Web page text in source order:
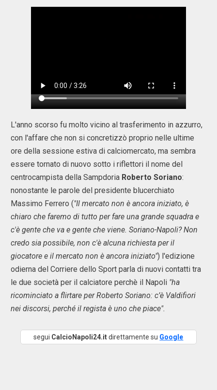
L'anno scorso fu molto vicino al trasferimento in azzurro,
con l'affare che non si concretizzò proprio nelle ultime
ore della sessione estiva di calciomercato, ma sembra
essere tornato di nuovo sotto i riflettori il nome del
centrocampista della Sampdoria Roberto Soriano:
nonostante le parole del presidente blucerchiato
Massimo Ferrero ("Il mercato non è ancora iniziato, è
chiaro che faremo di tutto per fare una grande squadra e
c'è gente che va e gente che viene. Soriano-Napoli? Non
credo sia possibile, non c'è alcuna richiesta per il
giocatore e il mercato non è ancora iniziato") l'edizione
odierna del Corriere dello Sport parla di nuovi contatti tra
le due società per il calciatore perchè il Napoli "ha
ricominciato a flirtare per Roberto Soriano: c’è Valdifiori
nei discorsi, perché il regista è uno che piace".
segui CalcioNapoli24.itdirettamente su Google